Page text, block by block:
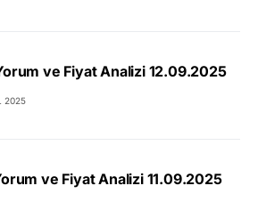
ve Fiyat Analizi 12.09.2025
2025
ve Fiyat Analizi 11.09.2025